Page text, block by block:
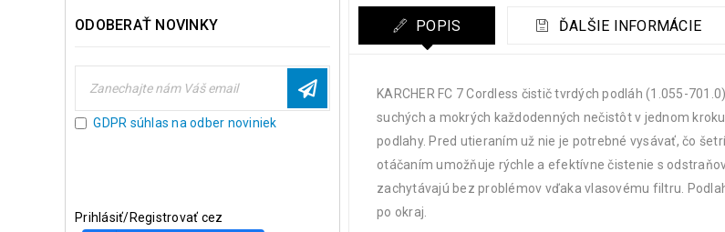
ODOBERAŤ NOVINKY
GDPR súhlas na odber noviniek
Prihlásiť/Registrovať cez
POPIS ĎALŠIE INFORMÁCIE
KARCHER FC 7 Cordless čistič tvrdých podláh (1.055-
suchých a mokrých každodenných nečistôt v jednom
podlahy. Pred utieraním už nie je potrebné vysávať, čo
otáčaním umožňuje rýchle a efektívne čistenie s
zachytávajú bez problémov vďaka vlasovému filtru.
po okraj.